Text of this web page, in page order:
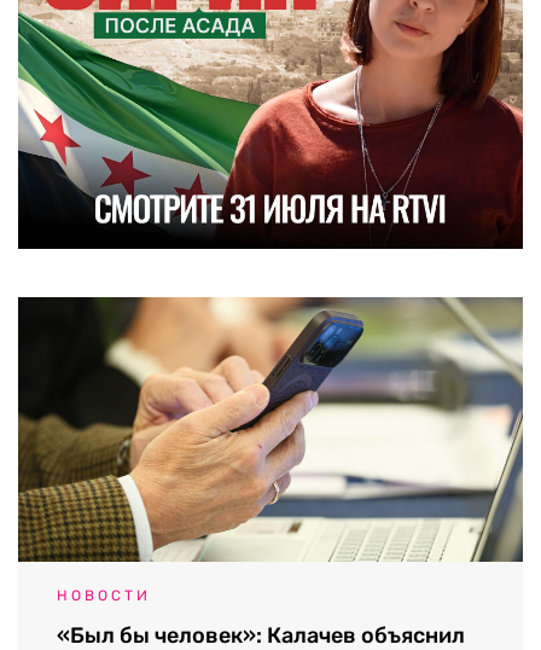
НОВОСТИ
«Был бы человек»: Калачев объяснил